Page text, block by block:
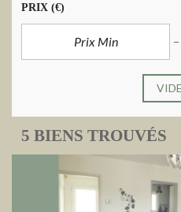
PRIX (€)
5 BIENS TROUVÉS